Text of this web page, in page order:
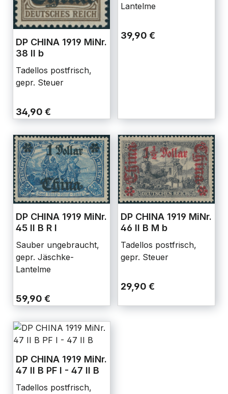
DP CHINA 1919 MiNr.
38 II b
Tadellos postfrisch,
gepr. Steuer
34,90 €
Lantelme
39,90 €
DP CHINA 1919 MiNr.
45 II B R I
Sauber ungebraucht,
gepr. Jäschke-
Lantelme
59,90 €
DP CHINA 1919 MiNr.
46 II B M b
Tadellos postfrisch,
gepr. Steuer
29,90 €
DP CHINA 1919 MiNr.
47 II B PF I - 47 II B
Tadellos postfrisch,